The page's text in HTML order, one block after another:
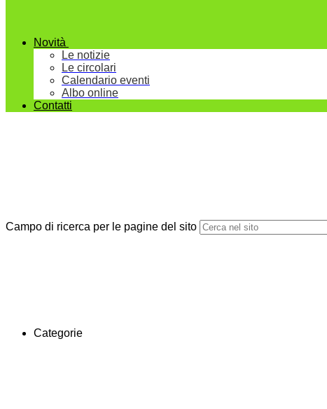
Novità
Le notizie
Le circolari
Calendario eventi
Albo online
Contatti
Campo di ricerca per le pagine del sito
Categorie